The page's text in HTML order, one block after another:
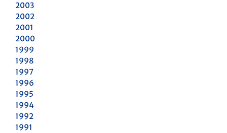
2003
2002
2001
2000
1999
1998
1997
1996
1995
1994
1992
1991